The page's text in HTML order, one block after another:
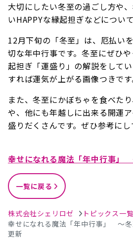
株式会社シェリロゼ
トピックス一覧
幸せになれる魔法「年中行事」 ～
更新
大切にしたい冬至の過ごし方や
いHAPPYな縁起担ぎなどについ
12月下旬の「冬至」は、厄払い
切な年中行事です。冬至にぜひ
起担ぎ「運盛り」の解説をして
すれば運気が上がる画像つきです
また、冬至にかぼちゃを食べた
や、他にも年越しに出来る開運
盛りだくさんです。ぜひ参考にし
幸せになれる魔法「年中行事」
一覧に戻る